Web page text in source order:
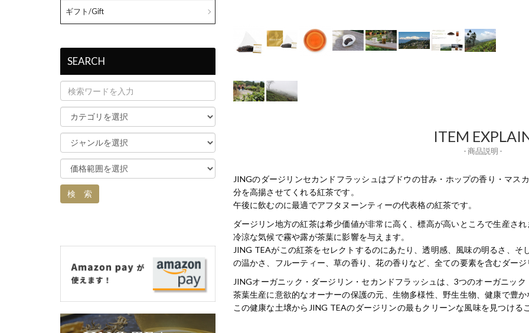
ITEM
- 商品説明 -
JINGのダージリンセカンドフラッシュはブドウの甘み・ホップの香り・マス
分を高揚させてくれる紅茶です。
午後に飲むのに最適でアフタヌーンティーの代表格の紅茶です。
ダージリン地方の紅茶は希少価値が非常に高く、標高が高いところで生産さ
冷涼な気候で霧や露が茶葉に影響を与えます。
JING TEAがこの紅茶をセレクトするのにあたり、透明感、風味の明るさ、
の温かさ、フルーティー、草の香り、花の香りなど、全ての要素を含むダー
JINGオーガニック・ダージリン・セカンドフラッシュは、3つのオーガニッ
茶葉生産に意欲的なオーナーの保護の元、生物多様性、野生生物、健康で豊
この健康な土壌からJING TEAのダージリンの最もクリーンな風味を見つける
ギフト/Gift
SEARCH